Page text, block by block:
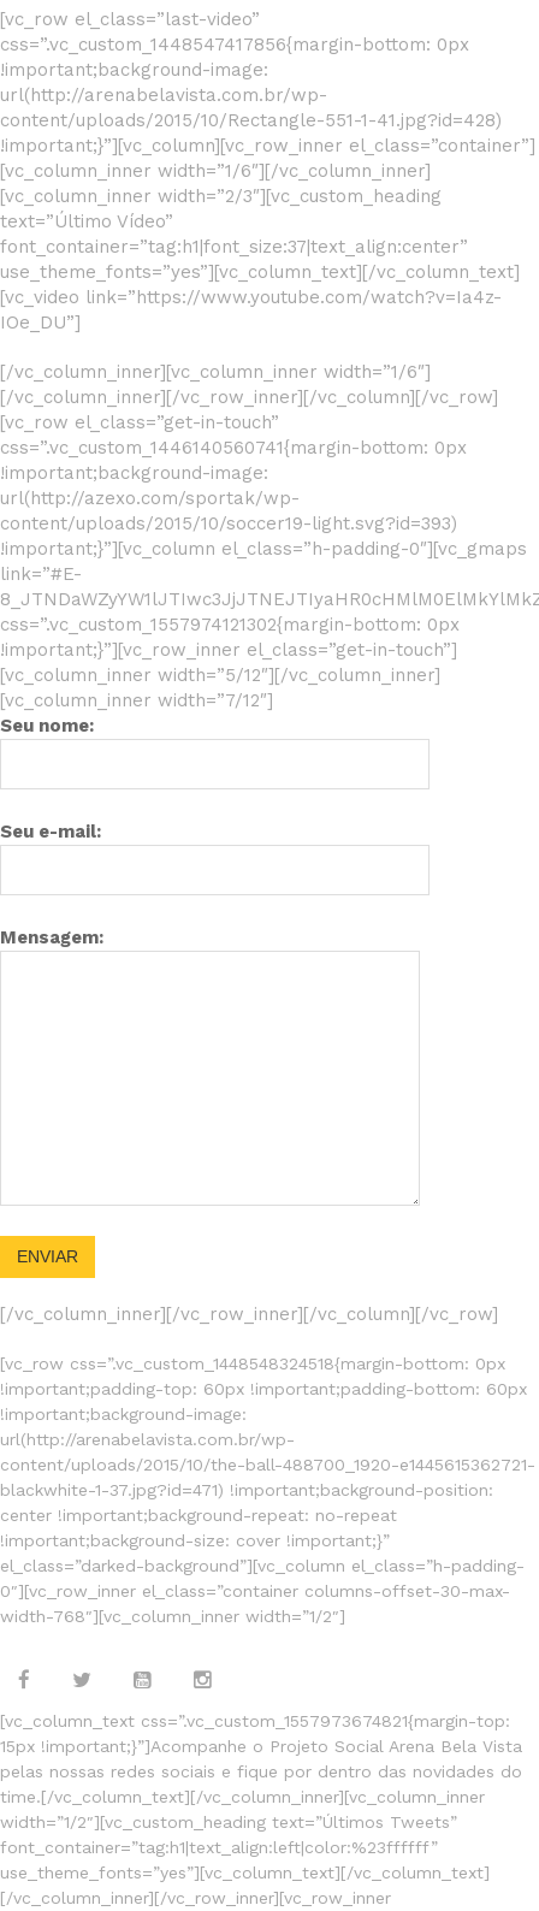
[vc_row el_class=”last-video”
css=”.vc_custom_1448547417856{margin-bottom: 0px
!important;background-image:
url(http://arenabelavista.com.br/wp-
content/uploads/2015/10/Rectangle-551-1-41.jpg?id=428)
!important;}”][vc_column][vc_row_inner el_class=”container”]
[vc_column_inner width=”1/6″][/vc_column_inner]
[vc_column_inner width=”2/3″][vc_custom_heading
text=”Último Vídeo”
font_container=”tag:h1|font_size:37|text_align:center”
use_theme_fonts=”yes”][vc_column_text][/vc_column_text]
[vc_video link=”https://www.youtube.com/watch?v=Ia4z-
IOe_DU”]
[/vc_column_inner][vc_column_inner width=”1/6″]
[/vc_column_inner][/vc_row_inner][/vc_column][/vc_row]
[vc_row el_class=”get-in-touch”
css=”.vc_custom_1446140560741{margin-bottom: 0px
!important;background-image:
url(http://azexo.com/sportak/wp-
content/uploads/2015/10/soccer19-light.svg?id=393)
!important;}”][vc_column el_class=”h-padding-0″][vc_gmaps
link=”#E-
css=”.vc_custom_1557974121302{margin-bottom: 0px
!important;}”][vc_row_inner el_class=”get-in-touch”]
[vc_column_inner width=”5/12″][/vc_column_inner]
[vc_column_inner width=”7/12″]
Seu nome:
Seu e-mail:
Mensagem:
[/vc_column_inner][/vc_row_inner][/vc_column][/vc_row]
[vc_row css=”.vc_custom_1448548324518{margin-bottom: 0px
!important;padding-top: 60px !important;padding-bottom: 60px
!important;background-image:
url(http://arenabelavista.com.br/wp-
content/uploads/2015/10/the-ball-488700_1920-e1445615362721-
blackwhite-1-37.jpg?id=471) !important;background-position:
center !important;background-repeat: no-repeat
!important;background-size: cover !important;}”
el_class=”darked-background”][vc_column el_class=”h-padding-
0″][vc_row_inner el_class=”container columns-offset-30-max-
width-768″][vc_column_inner width=”1/2″]
[vc_column_text css=”.vc_custom_1557973674821{margin-top:
15px !important;}”]Acompanhe o Projeto Social Arena Bela Vista
pelas nossas redes sociais e fique por dentro das novidades do
time.[/vc_column_text][/vc_column_inner][vc_column_inner
width=”1/2″][vc_custom_heading text=”Últimos Tweets”
font_container=”tag:h1|text_align:left|color:%23ffffff”
use_theme_fonts=”yes”][vc_column_text][/vc_column_text]
[/vc_column_inner][/vc_row_inner][vc_row_inner